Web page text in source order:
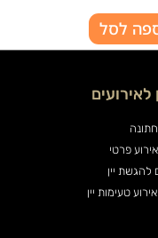
לסל
לאירועים
פרטי
להגשת יין
טעימות יין